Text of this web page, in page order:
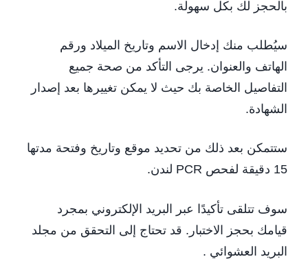
بالحجز لك بكل سهولة.
سيُطلب منك إدخال الاسم وتاريخ الميلاد ورقم
الهاتف والعنوان. يرجى التأكد من صحة جميع
التفاصيل الخاصة بك حيث لا يمكن تغييرها بعد إصدار
الشهادة.
ستتمكن بعد ذلك من تحديد موقع وتاريخ وفتحة مدتها
15 دقيقة لفحص PCR لندن.
سوف تتلقى تأكيدًا عبر البريد الإلكتروني بمجرد
قيامك بحجز الاختبار. قد تحتاج إلى التحقق من مجلد
البريد العشوائي .